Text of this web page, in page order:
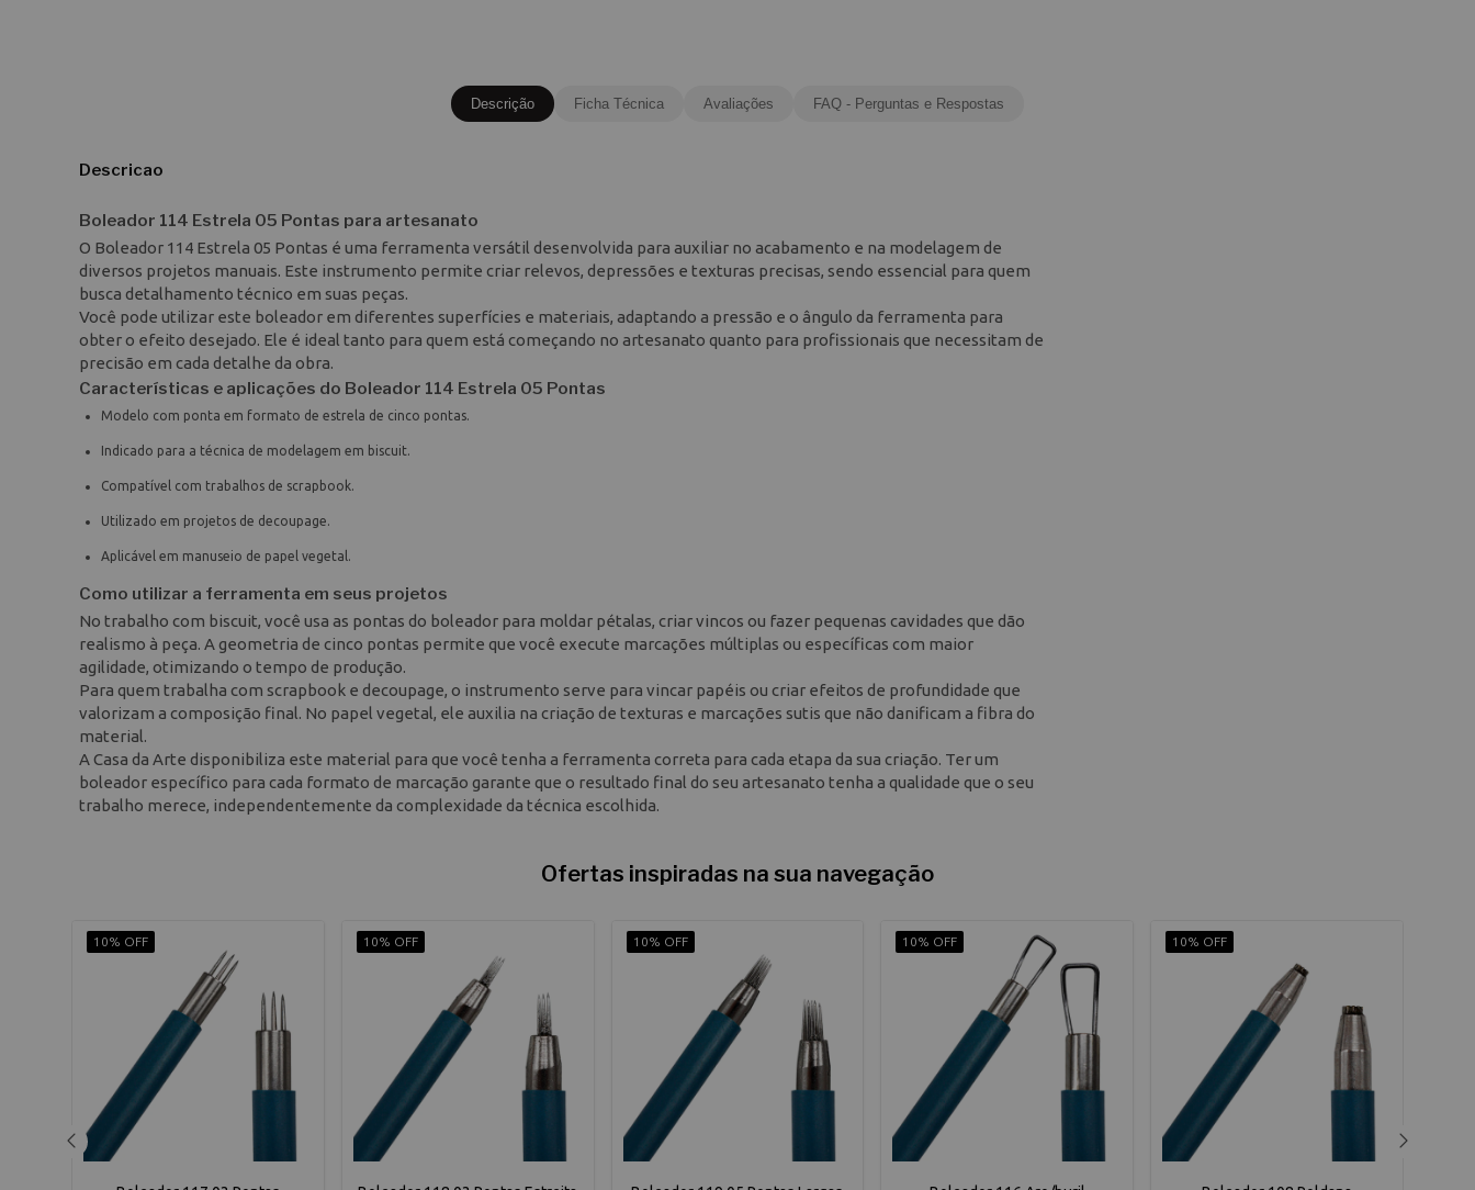
Descrição Ficha Técnica Avaliações FAQ - Perguntas e Respostas
Descricao
Boleador 114 Estrela 05 Pontas para artesanato
O Boleador 114 Estrela 05 Pontas é uma ferramenta versátil desenvolvida para auxiliar no acabamento e na modelagem de
diversos projetos manuais. Este instrumento permite criar relevos, depressões e texturas precisas, sendo essencial para quem
busca detalhamento técnico em suas peças.
Você pode utilizar este boleador em diferentes superfícies e materiais, adaptando a pressão e o ângulo da ferramenta para
obter o efeito desejado. Ele é ideal tanto para quem está começando no artesanato quanto para profissionais que necessitam de
precisão em cada detalhe da obra.
Características e aplicações do Boleador 114 Estrela 05 Pontas
Modelo com ponta em formato de estrela de cinco pontas.
Indicado para a técnica de modelagem em biscuit.
Compatível com trabalhos de scrapbook.
Utilizado em projetos de decoupage.
Aplicável em manuseio de papel vegetal.
Como utilizar a ferramenta em seus projetos
No trabalho com biscuit, você usa as pontas do boleador para moldar pétalas, criar vincos ou fazer pequenas cavidades que dão
realismo à peça. A geometria de cinco pontas permite que você execute marcações múltiplas ou específicas com maior
agilidade, otimizando o tempo de produção.
Para quem trabalha com scrapbook e decoupage, o instrumento serve para vincar papéis ou criar efeitos de profundidade que
valorizam a composição final. No papel vegetal, ele auxilia na criação de texturas e marcações sutis que não danificam a fibra do
material.
A Casa da Arte disponibiliza este material para que você tenha a ferramenta correta para cada etapa da sua criação. Ter um
boleador específico para cada formato de marcação garante que o resultado final do seu artesanato tenha a qualidade que o seu
trabalho merece, independentemente da complexidade da técnica escolhida.
Ofertas inspiradas na sua navegação
10% OFF 10% OFF 10% OFF 10% OFF 10% OFF